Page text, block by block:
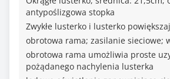
antypoślizgowa stopka
Zwykłe lusterko i lusterko
obrotowa rama; zasilanie sieciowe;
obrotowa rama umożliwia proste
pożądanego nachylenia lusterka